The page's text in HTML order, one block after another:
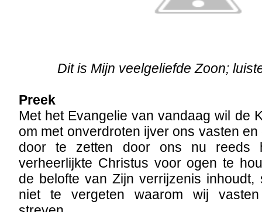
Dit is Mijn veelgeliefde Zoon;
Preek
Met het Evangelie van vandaag wil de
om met onverdroten ijver ons vasten
door te zetten door ons nu reeds
verheerlijkte Christus voor ogen te
de belofte van Zijn verrijzenis
niet te vergeten waarom wij